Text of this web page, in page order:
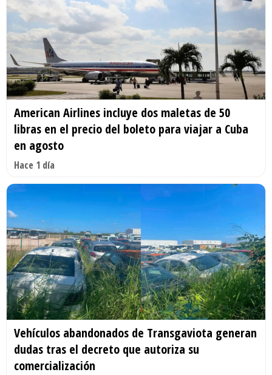
American Airlines incluye dos maletas de 50
libras en el precio del boleto para viajar a Cuba
en agosto
Hace 1 día
Vehículos abandonados de Transgaviota generan
dudas tras el decreto que autoriza su
comercialización